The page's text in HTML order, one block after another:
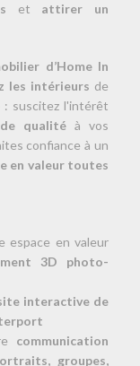
et attirer un
d’Home In
les intérieurs de
: suscitez l'intérêt
qualitéà vos
confiance à un
en valeur toutes
espace en valeur
3D photo-
interactive de
communication
groupes,